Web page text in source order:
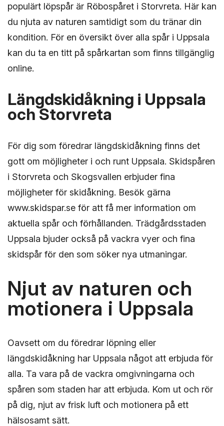
populärt löpspår är Röbospåret i Storvreta. Här kan
du njuta av naturen samtidigt som du tränar din
kondition. För en översikt över alla spår i Uppsala
kan du ta en titt på spårkartan som finns tillgänglig
online.
Längdskidåkning i Uppsala
och Storvreta
För dig som föredrar längdskidåkning finns det
gott om möjligheter i och runt Uppsala. Skidspåren
i Storvreta och Skogsvallen erbjuder fina
möjligheter för skidåkning. Besök gärna
www.skidspar.se för att få mer information om
aktuella spår och förhållanden. Trädgårdsstaden
Uppsala bjuder också på vackra vyer och fina
skidspår för den som söker nya utmaningar.
Njut av naturen och
motionera i Uppsala
Oavsett om du föredrar löpning eller
längdskidåkning har Uppsala något att erbjuda för
alla. Ta vara på de vackra omgivningarna och
spåren som staden har att erbjuda. Kom ut och rör
på dig, njut av frisk luft och motionera på ett
hälsosamt sätt.